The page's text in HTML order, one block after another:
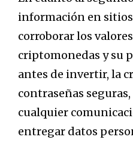
información en
corroborar los
criptomonedas y su
antes de invertir, la
contraseñas
cualquier
entregar datos